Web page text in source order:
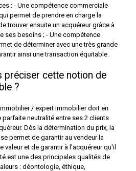
: - Une compétence commerciale
permet de prendre en charge la
trouver ensuite un acquéreur grâce à
ses besoins ; - Une compétence
de déterminer avec une très grande
ainsi une transaction équitable.
préciser cette notion de
?
/ expert immobilier doit en
neutralité entre ses 2 clients
Dès la détermination du prix, la
permet de garantir au vendeur la
valeur et de garantir à l'acquéreur qu'il
est une des principales qualités de
: déontologie, éthique,